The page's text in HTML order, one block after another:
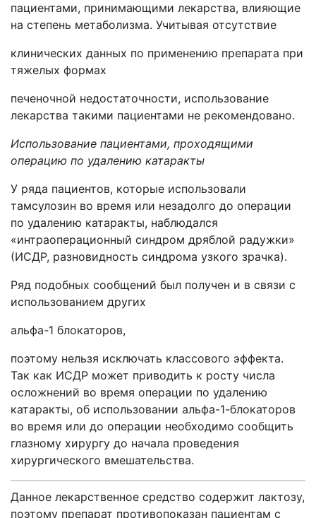
пациентами, принимающими лекарства, влияющие
на степень метаболизма. Учитывая отсутствие
клинических данных по применению препарата при
тяжелых формах
печеночной недостаточности, использование
лекарства такими пациентами не рекомендовано.
Использование пациентами, проходящими
операцию по удалению катаракты
У ряда пациентов, которые использовали
тамсулозин во время или незадолго до операции
по удалению катаракты, наблюдался
«интраоперационный синдром дряблой радужки»
(ИСДР, разновидность синдрома узкого зрачка).
Ряд подобных сообщений был получен и в связи с
использованием других
альфа-1 блокаторов,
поэтому нельзя исключать классового эффекта.
Так как ИСДР может приводить к росту числа
осложнений во время операции по удалению
катаракты, об использовании альфа-1-блокаторов
во время или до операции необходимо сообщить
глазному хирургу до начала проведения
хирургического вмешательства.
Данное лекарственное средство содержит лактозу,
поэтому препарат противопоказан пациентам с